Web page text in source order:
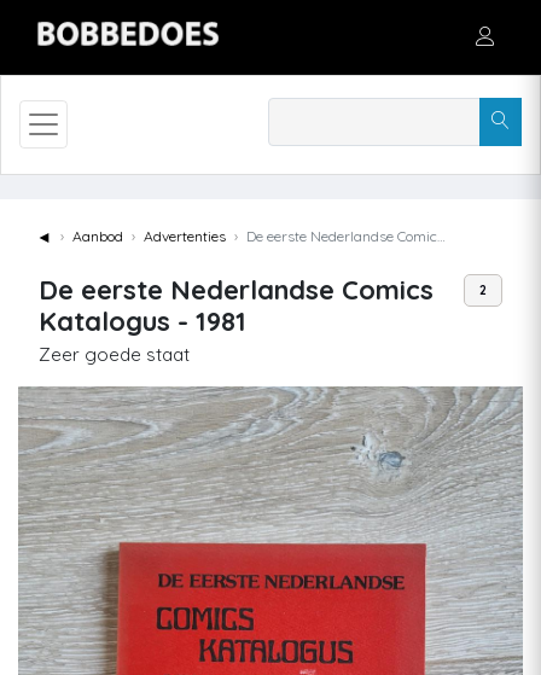
◄ Aanbod Advertenties De eerste Nederlandse Comics Katalogus - 1981
De eerste Nederlandse Comics
Katalogus - 1981
Zeer goede staat
2